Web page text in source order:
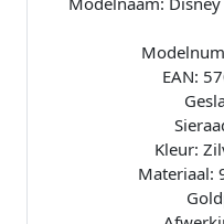
r
7
9
1
7
EAN:
Kleur:
Materiaal: